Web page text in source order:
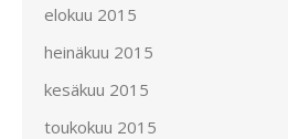
elokuu 2015
heinäkuu 2015
kesäkuu 2015
toukokuu 2015